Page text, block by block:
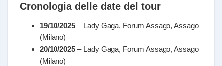
Cronologia delle date del tour
19/10/2025 – Lady Gaga, Forum Assago, Assago
(Milano)
20/10/2025 – Lady Gaga, Forum Assago, Assago
(Milano)